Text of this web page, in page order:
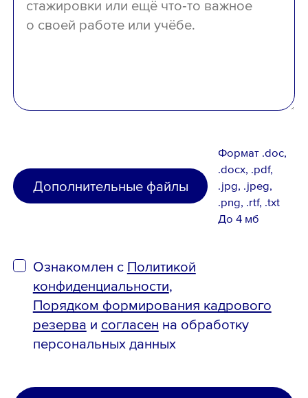
Дополнительные файлы
Формат .doc,
.docx, .pdf,
.jpg, .jpeg,
.png, .rtf, .txt
До 4 мб
Ознакомлен с Политикой
конфиденциальности,
Порядком формирования кадрового
резерва и согласен на обработку
персональных данных